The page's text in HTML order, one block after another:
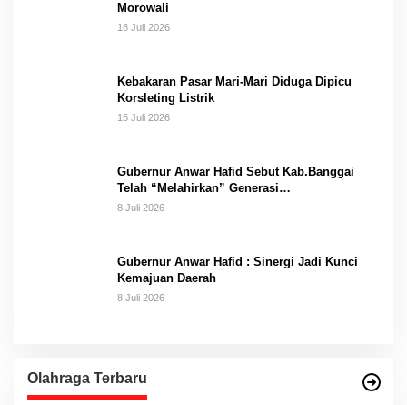
Morowali
18 Juli 2026
Kebakaran Pasar Mari-Mari Diduga Dipicu
Korsleting Listrik
15 Juli 2026
Gubernur Anwar Hafid Sebut Kab.Banggai
Telah “Melahirkan” Generasi…
8 Juli 2026
Gubernur Anwar Hafid : Sinergi Jadi Kunci
Kemajuan Daerah
8 Juli 2026
Olahraga Terbaru